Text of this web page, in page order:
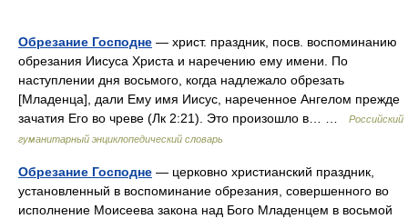
Обрезание Господне — христ. праздник, посв. воспоминанию
обрезания Иисуса Христа и наречению ему имени. По
наступлении дня восьмого, когда надлежало обрезать
[Младенца], дали Ему имя Иисус, нареченное Ангелом прежде
зачатия Его во чреве (Лк 2:21). Это произошло в… …
Российский
гуманитарный энциклопедический словарь
Обрезание Господне — церковно христианский праздник,
установленный в воспоминание обрезания, совершенного во
исполнение Моисеева закона над Бого Младенцем в восьмой